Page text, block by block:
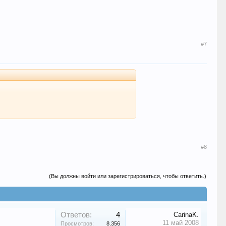
#7
#8
(Вы должны войти или зарегистрироваться, чтобы ответить.)
Ответов: 4
Просмотров: 8.356
CarinaK.
11 май 2008